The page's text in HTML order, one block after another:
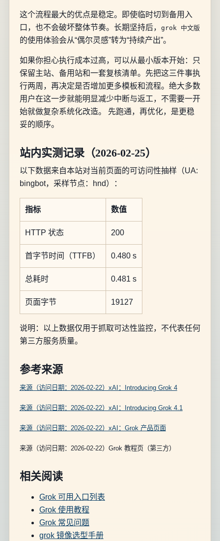
这个流程最大的优点是稳定。即使临时切到备用入
口，也不会破坏整体节奏。长期坚持后， grok 中文版
的使用体验会从“偶尔灵感”转为“持续产出”。
如果你担心执行成本过高，可以从最小版本开始：只
保留主站、备用站和一套复核清单。先把这三件事执
行两周，再决定是否增加更多模板和流程。绝大多数
用户在这一步就能明显减少中断与返工，不需要一开
始就做复杂系统化改造。 先跑通，再优化，是更稳
妥的顺序。
站内实测记录（2026-02-25）
以下数据来自本站对当前页面的可访问性抽样（UA:
bingbot，采样节点：hnd）：
指标 数值
HTTP 状态 200
首字节时间（TTFB） 0.480 s
总耗时 0.481 s
页面字节 19127
说明：以上数据仅用于抓取可达性监控，不代表任何
第三方服务质量。
参考来源
来源（访问日期：2026-02-22）xAI：Introducing Grok 4
来源（访问日期：2026-02-22）xAI：Introducing Grok 4.1
来源（访问日期：2026-02-22）xAI：Grok 产品页面
来源（访问日期：2026-02-22）Grok 教程页（第三方）
相关阅读
Grok 可用入口列表
Grok 使用教程
Grok 常见问题
grok 镜像选型手册